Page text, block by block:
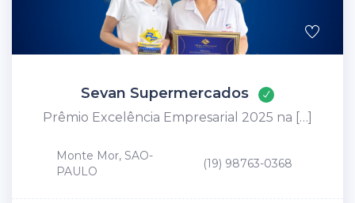
Sevan Supermercados
Prêmio Excelência Empresarial 2025 na […]
Monte Mor, SAO-
PAULO
(19) 98763-0368